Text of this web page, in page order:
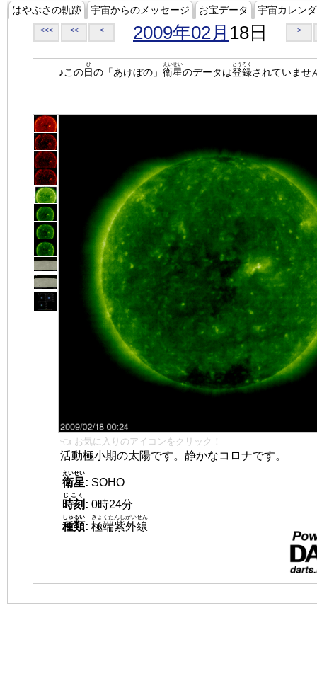
はやぶさの軌跡 宇宙からのメッセージ お宝データ 宇宙カレン
<<< << < 2009年02月 18日 >
♪この日
ひ
の「あけぼの」 衛星
えいせい
のデータは登録
とうろく
されていませ
👈 お気に入りのアイコンをクリック！
活動極小期の太陽です。静かなコロナです。
衛星
えいせい
: SOHO
時刻
じこく
: 0時24分
種類
しゅるい
: 極端紫外線
きょくたんしがいせん